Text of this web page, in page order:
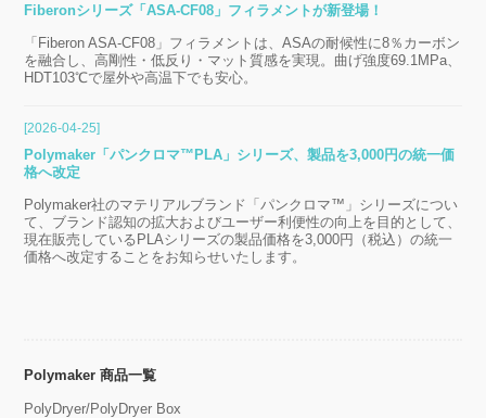
Fiberonシリーズ「ASA-CF08」フィラメントが新登場！
「Fiberon ASA-CF08」フィラメントは、ASAの耐候性に8％カーボン
を融合し、高剛性・低反り・マット質感を実現。曲げ強度69.1MPa、
HDT103℃で屋外や高温下でも安心。
[2026-04-25]
Polymaker「パンクロマ™PLA」シリーズ、製品を3,000円の統一価
格へ改定
Polymaker社のマテリアルブランド「パンクロマ™」シリーズについ
て、ブランド認知の拡大およびユーザー利便性の向上を目的として、
現在販売しているPLAシリーズの製品価格を3,000円（税込）の統一
価格へ改定することをお知らせいたします。
Polymaker 商品一覧
PolyDryer/PolyDryer Box